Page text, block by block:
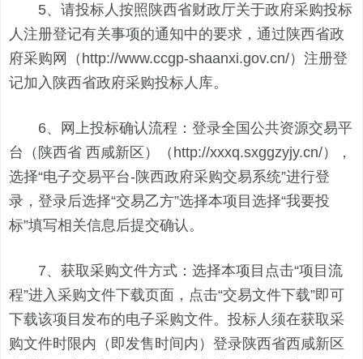
5、请投标人按照陕西省财政厅关于政府采购投标
人注册登记有关事项的通知中的要求，通过陕西省政
府采购网（http://www.ccgp-shaanxi.gov.cn/）注册登
记加入陕西省政府采购投标人库。
6、网上投标确认流程：登录全国公共资源交易平
台（陕西省 西咸新区）（http://xxxq.sxggzyjy.cn/），
选择“电子交易平台-陕西政府采购交易系统”进行登
录，登录后选择“交易乙方”选择本项目选择“我要投
标”填写相关信息后提交确认。
7、获取采购文件方式：选择本项目点击“项目流
程”进入采购文件下载页面，点击“交易文件下载”即可
下载该项目发布的电子采购文件。投标人须在获取采
购文件时限内（即发售时间内）登录陕西省西咸新区